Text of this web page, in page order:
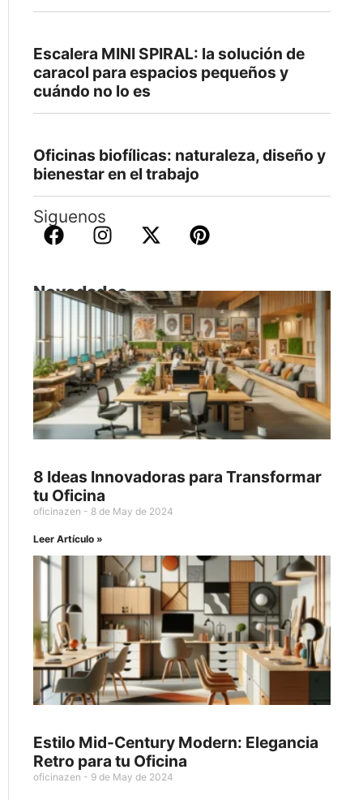
Escalera MINI SPIRAL: la solución de
caracol para espacios pequeños y
cuándo no lo es
Oficinas biofílicas: naturaleza, diseño y
bienestar en el trabajo
Siguenos
Novedades
8 Ideas Innovadoras para Transformar
tu Oficina
oficinazen 8 de May de 2024
Leer Artículo »
Estilo Mid-Century Modern: Elegancia
Retro para tu Oficina
oficinazen 9 de May de 2024